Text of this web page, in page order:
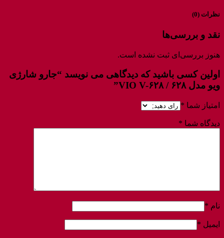
نظرات (0)
نقد و بررسی‌ها
هنوز بررسی‌ای ثبت نشده است.
اولین کسی باشید که دیدگاهی می نویسد “جارو شارژی
ویو مدل ۶۲۸ / VIO V-۶۲۸”
امتیاز شما *
دیدگاه شما *
نام *
ایمیل *